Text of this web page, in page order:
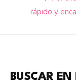
rápido y
BUSCAR EN